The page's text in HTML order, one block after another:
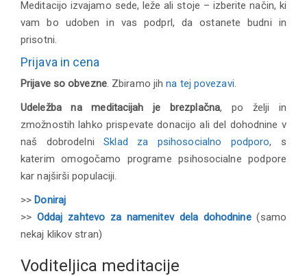
Meditacijo izvajamo sede, leže ali stoje – izberite način, ki
vam bo udoben in vas podprl, da ostanete budni in
prisotni.
Prijava in cena
Prijave so obvezne. Zbiramo jihna tej povezavi.
Udeležba na meditacijah je brezplačna, po želji in
zmožnostih lahko prispevate donacijo ali del dohodnine v
naš dobrodelniSklad za psihosocialno podporo, s
katerim omogočamo programe psihosocialne podpore
kar najširši populaciji.
>> Doniraj
>>Oddaj zahtevo za namenitev dela dohodnine(samo
nekaj klikov stran)
Voditeljica meditacije